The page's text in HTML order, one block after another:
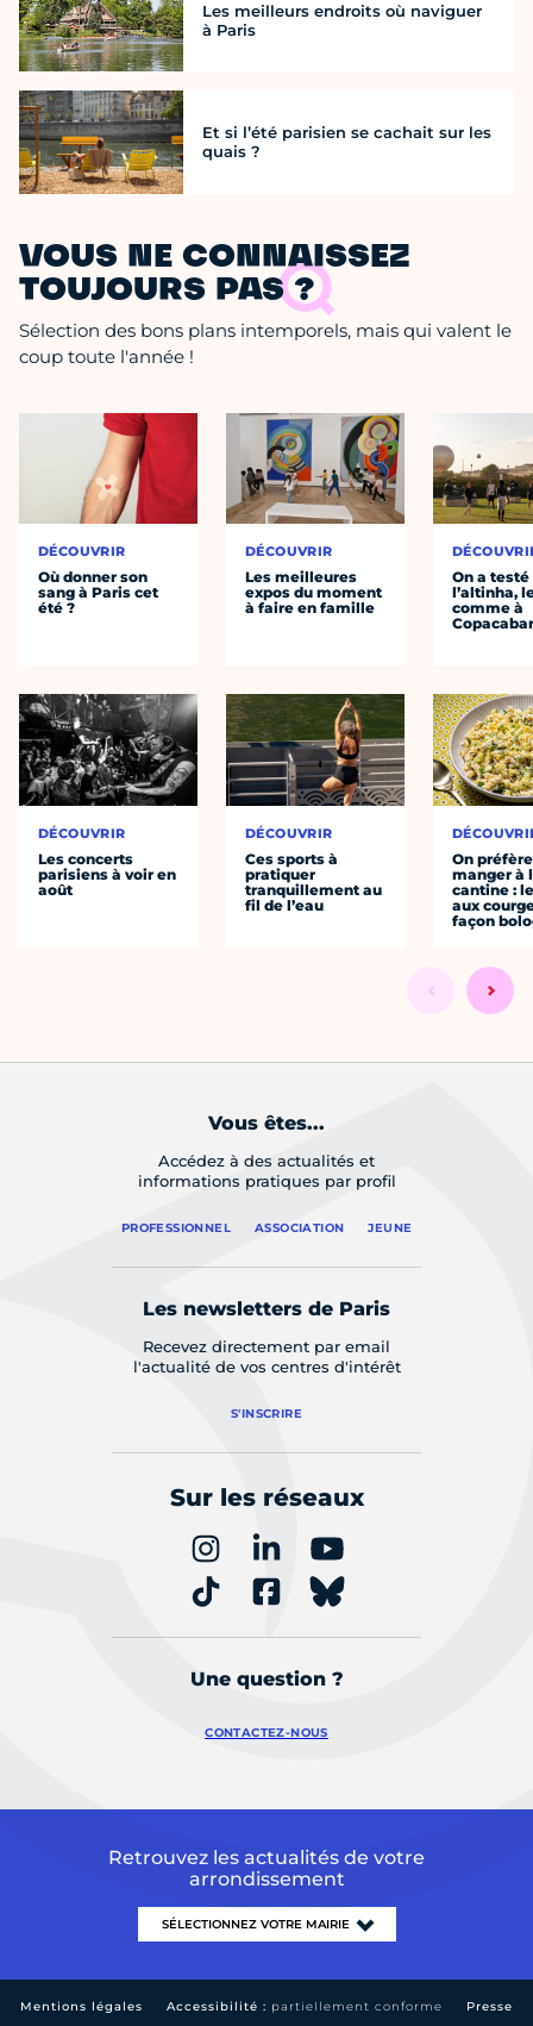
Les meilleurs endroits où naviguer
à Paris
Et si l’été parisien se cachait sur les
quais ?
VOUS NE CONNAISSEZ
TOUJOURS PAS ?
Sélection des bons plans intemporels, mais qui valent le
coup toute l'année !
DÉCOUVRIR
Où donner son
sang à Paris cet
été ?
DÉCOUVRIR
Les concerts
parisiens à voir en
août
DÉCOUVRIR
Les meilleures
expos du moment
à faire en famille
DÉCOUVRIR
Ces sports à
pratiquer
tranquillement au
fil de l’eau
On a testé
l’altinha,
comme à
On préfère
manger à
cantine :
aux
façon
Vous êtes...
Accédez à des actualités et
informations pratiques par profil
PROFESSIONNEL ASSOCIATION JEUNE
Les newsletters de Paris
Recevez directement par email
l'actualité de vos centres d'intérêt
S'INSCRIRE
Sur les réseaux
Une question ?
CONTACTEZ-NOUS
Retrouvez les actualités de votre
arrondissement
Mentions légales Accessibilité : partiellement conforme Presse